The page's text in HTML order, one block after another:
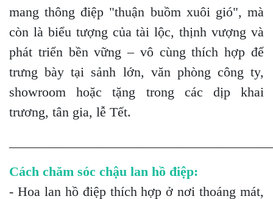
mang thông điệp "thuận buồm xuôi gió", mà
còn là biểu tượng của tài lộc, thịnh vượng và
phát triển bền vững – vô cùng thích hợp để
trưng bày tại sảnh lớn, văn phòng công ty,
showroom hoặc tặng trong các dịp khai
trương, tân gia, lễ Tết.
Cách chăm sóc chậu lan hồ điệp:
- Hoa lan hồ điệp thích hợp ở nơi thoáng mát,